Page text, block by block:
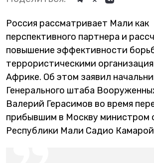
Россия рассматривает Мали как
перспективного партнера и
повышение эффективности
террористическими
Африке. Об этом заявил
Генерального штаба
Валерий Герасимов во время
прибывшим в Москву министром
Республики Мали Садио